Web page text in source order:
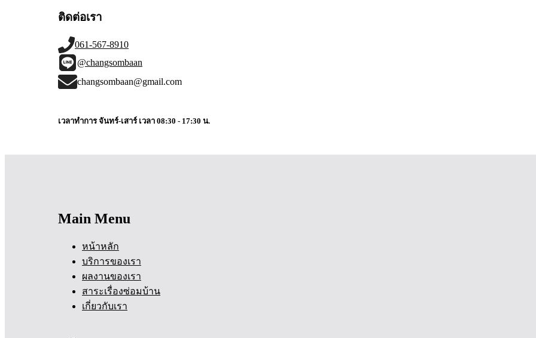
ติดต่อเรา
061-567-8910
@changsombaan
changsombaan@gmail.com
เวลาทำการ จันทร์-เสาร์ เวลา 08:30 - 17:30 น.
Main Menu
หน้าหลัก
บริการของเรา
ผลงานของเรา
สาระเรื่องซ่อมบ้าน
เกี่ยวกับเรา